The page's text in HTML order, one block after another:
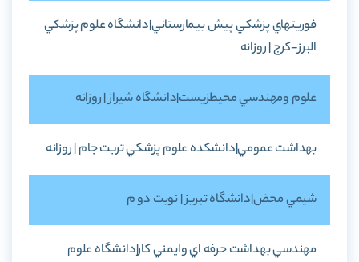
فوريتهاي پزشکي پيش بيمارستاني|دانشگاه علوم پزشکي
البرز-کرج | روزانه
علوم ومهندسي محيطزيست|دانشگاه شيراز | روزانه
بهداشت عمومي|دانشکده علوم پزشکي تربت جام | روزانه
شيمي محض|دانشگاه تبريز | نوبت دو م
مهندسي بهداشت حرفه اي وايمني کار|دانشگاه علوم